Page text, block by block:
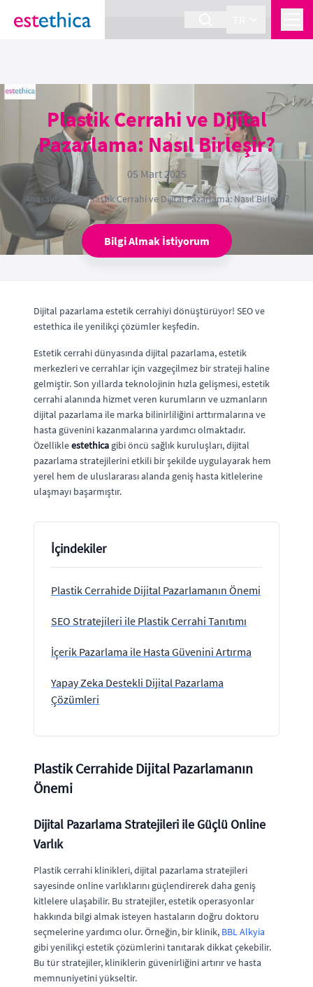
section Service {
Plastik Cerrahi ve Dijital
Pazarlama: Nasıl Birleşir?
05 Mart 2025
Anasayfa›Blog›Plastik Cerrahi ve Dijital Pazarlama: Nasıl Birleşir?
Bilgi Almak İstiyorum
Dijital pazarlama estetik cerrahiyi dönüştürüyor! SEO ve
estethica ile yenilikçi çözümler keşfedin.
Estetik cerrahi dünyasında dijital pazarlama, estetik
merkezleri ve cerrahlar için vazgeçilmez bir strateji haline
gelmiştir. Son yıllarda teknolojinin hızla gelişmesi, estetik
cerrahi alanında hizmet veren kurumların ve uzmanların
dijital pazarlama ile marka bilinirliliğini arttırmalarına ve
hasta güvenini kazanmalarına yardımcı olmaktadır.
Özellikleestethica gibi öncü sağlık kuruluşları, dijital
pazarlama stratejilerini etkili bir şekilde uygulayarak hem
yerel hem de uluslararası alanda geniş hasta kitlelerine
ulaşmayı başarmıştır.
İçindekiler
Plastik Cerrahide Dijital Pazarlamanın Önemi
SEO Stratejileri ile Plastik Cerrahi Tanıtımı
İçerik Pazarlama ile Hasta Güvenini Artırma
Yapay Zeka Destekli Dijital Pazarlama
Çözümleri
Plastik Cerrahide Dijital Pazarlamanın
Önemi
Dijital Pazarlama Stratejileri ile Güçlü Online
Varlık
Plastik cerrahi klinikleri, dijital pazarlama stratejileri
sayesinde online varlıklarını güçlendirerek daha geniş
kitlelere ulaşabilir. Bu stratejiler, estetik operasyonlar
hakkında bilgi almak isteyen hastaların doğru doktoru
seçmelerine yardımcı olur. Örneğin, bir klinik, BBL Alkyia
gibi yenilikçi estetik çözümlerini tanıtarak dikkat çekebilir.
Bu tür stratejiler, kliniklerin güvenirliğini artırır ve hasta
memnuniyetini yükseltir.